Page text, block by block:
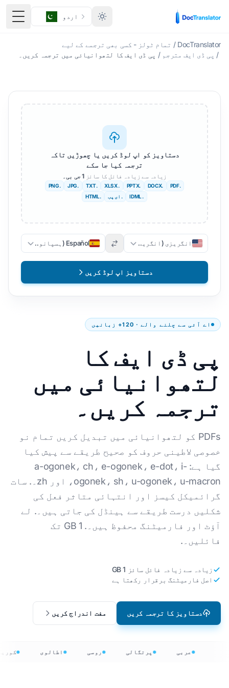
اردو
DocTranslator
/ تمام ٹولز - کسی بھی ترجمے کے لیے
/ پی ڈی ایف مترجم / پی ڈی ایف کا لتھوانیائی میں ترجمہ کریں۔
اے آئی سے چلنے والے · 120+ زبانیں
پی ڈی ایف کا
لتھوانیائی میں
ترجمہ کریں۔
PDFs کو لتھوانیائی میں تبدیل کریں تمام نو
خصوصی لاطینی حروف کو صحیح طریقے سے پیش کیا
گیا ہے: a-ogonek، ch، e-ogonek، e-dot، i-
ogonek، sh، u-ogonek، u-macron، اور zh۔. سات
گرائمیکل کیسز اور انتہائی متاثر فعل کی
شکلیں درست طریقے سے ہینڈل کی جاتی ہیں۔. لے
آؤٹ اور فارمیٹنگ محفوظ ہیں۔. 1 GB تک
فائلیں۔.
زیادہ سے زیادہ فائل سائز 1 GB
اصل فارمیٹنگ برقرار رکھتا ہے
دستاویز کا ترجمہ کریں مفت اندراج کریں
دستاویز کو اپ لوڈ کریں یا چھوڑیں تاکہ
ترجمہ کیا جا سکے
زیادہ سے زیادہ فائل کا سائز 1 جی بی۔
.PDF
.DOCX
.PPTX
. XLSX
.TXT
.JPG
.PNG
. IDML
. ای پب .HTML
انگریزی (انگریزی) Español (ہسپانوی)
دستاویز اپ لوڈ کریں
عربی پرتگالی روسی اطالوی